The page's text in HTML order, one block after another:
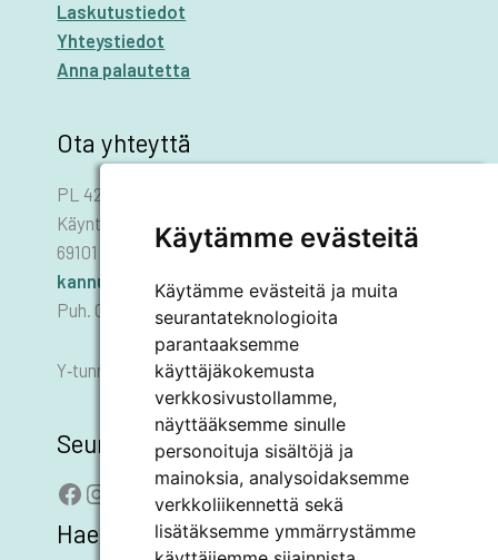
Käytämme evästeitä
Käytämme evästeitä ja muita
seurantateknologioita
parantaaksemme
käyttäjäkokemusta
verkkosivustollamme,
näyttääksemme sinulle
personoituja sisältöjä ja
mainoksia, analysoidaksemme
verkkoliikennettä sekä
lisätäksemme ymmärrystämme
Laskutustiedot
Yhteystiedot
Anna palautetta
Ota yhteyttä
PL 42
Käyntiosoite: Asematie 1
69101 KANNUS
kannus.kaupunki@kannus.ﬁ
Puh. 06 8745 111
Y‑tunnus 0178455–6
Seuraa meitä
Facebook
Instagram
LinkedIn
YouTube
Hae sivustolta